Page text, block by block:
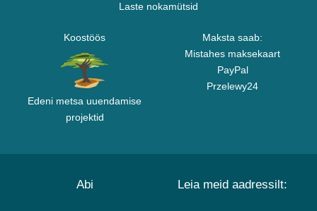
Laste nokamütsid
Koostöös
Edeni metsa uuendamise
projektid
Maksta saab:
Mistahes maksekaart
PayPal
Przelewy24
Abi Leia meid aadressilt: